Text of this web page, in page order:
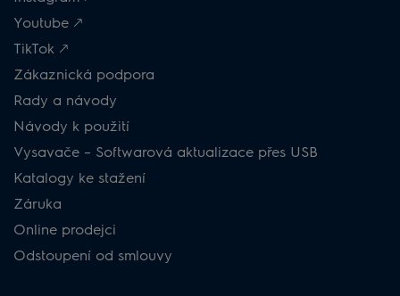
Youtube 🡕
TikTok 🡕
Zákaznická podpora
Rady a návody
Návody k použití
Vysavače – Softwarová aktualizace přes USB
Katalogy ke stažení
Záruka
Online prodejci
Odstoupení od smlouvy